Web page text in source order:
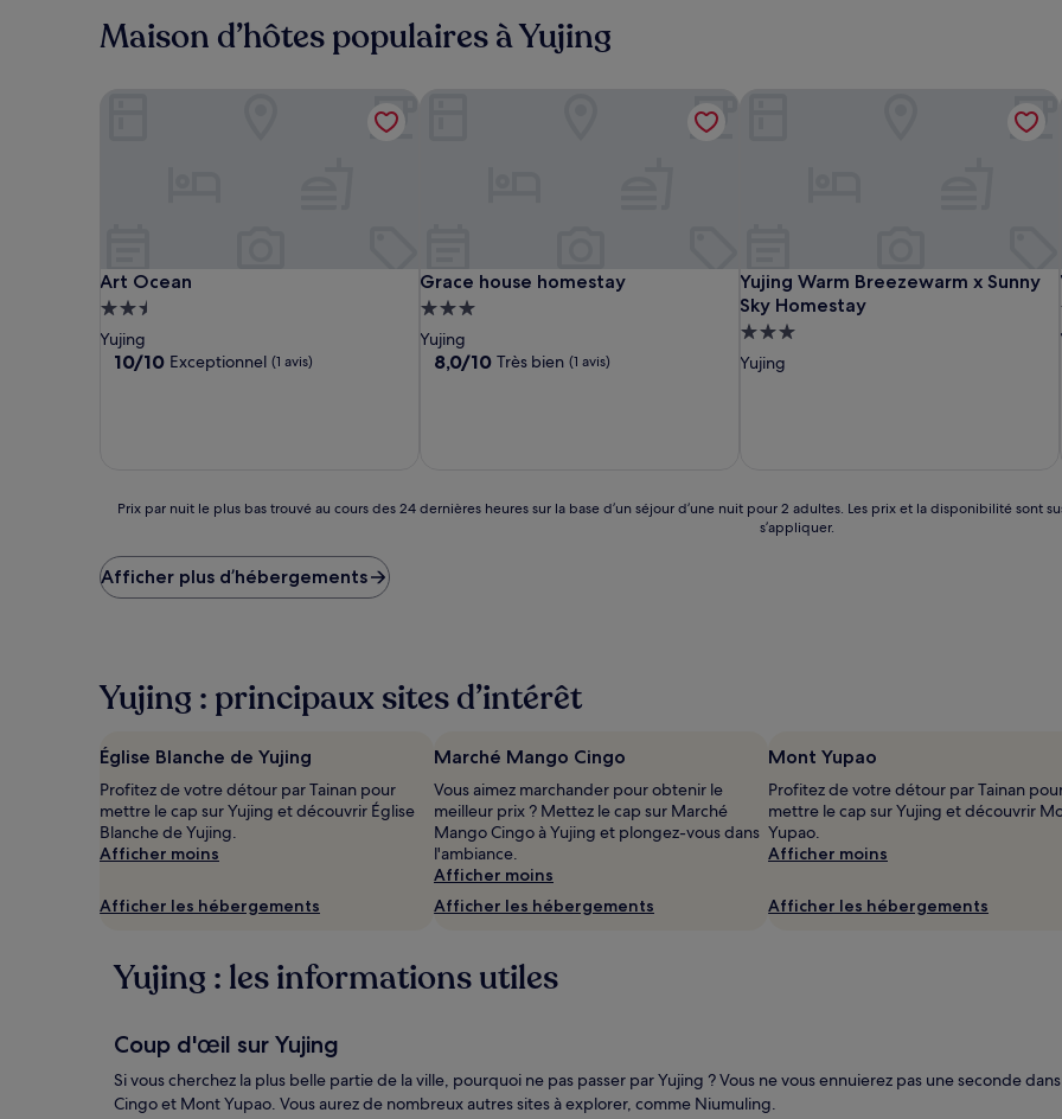
Maison d’hôtes populaires à Yujing
Art Ocean
Art Ocean
Hébergement
2.5 étoiles
Yujing
10.0
10/10 Exceptionnel (1 avis)
Grace house homestay
Grace house homestay
Hébergement
3.0 étoiles
Yujing
8.0
8,0/10 Très bien (1 avis)
Yujing Warm Breezewarm x Sunny
Sky Homestay
Yujing Warm Breezewarm x Sunny
Hébergement
3.0 étoiles
Yujing
Yujing Warm Breezewarm x Sunny
Prix
nuit
le
plus
des
24 dernières
heures
sur
la
base
d’un
séjour
pour
prix
disponibilité
susceptibles
de
Prix par nuit le plus bas trouvé au cours des 24 dernières heures sur la base d’un séjour d’une nuit pour 2 adultes. Les prix et la disponibilité
s’appliquer.
Afficher plus d’hébergements
Yujing : principaux sites d’intérêt
Église Blanche de Yujing
Profitez de votre détour par Tainan pour
mettre le cap sur Yujing et découvrir Église
Blanche de Yujing.
Afficher moins
Afficher les hébergements
Marché Mango Cingo
Vous aimez marchander pour obtenir le
meilleur prix ? Mettez le cap sur Marché
Mango Cingo à Yujing et plongez-vous dans
l'ambiance.
Afficher moins
Afficher les hébergements
Mont Yupao
Profitez de votre détour par Tainan
mettre le cap sur Yujing et découvrir
Yupao.
Afficher moins
Afficher les hébergements
Yujing : les informations utiles
Coup d'œil sur Yujing
Si vous cherchez la plus belle partie de la ville, pourquoi ne pas passer par Yujing ? Vous ne vous ennuierez pas une seconde
Cingo et Mont Yupao. Vous aurez de nombreux autres sites à explorer, comme Niumuling.